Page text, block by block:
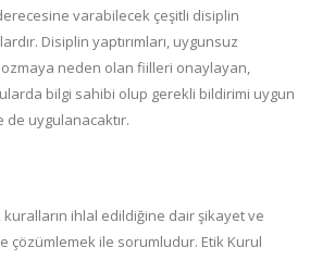
varabilecek çeşitli disiplin
Disiplin yaptırımları, uygunsuz
neden olan fiilleri onaylayan,
bilgi sahibi olup gerekli bildirimi uygun
uygulanacaktır.
ihlal edildiğine dair şikayet ve
çözümlemek ile sorumludur. Etik Kurul